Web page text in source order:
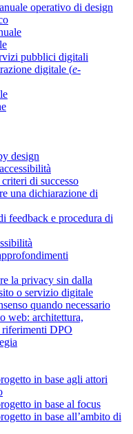
operativo di design
pubblici digitali
digitale (e-
design
di successo
una dichiarazione di
feedback e procedura di
la privacy sin dalla
o servizio digitale
quando necessario
web: architettura,
DPO
in base agli attori
in base al focus
in base all’ambito di